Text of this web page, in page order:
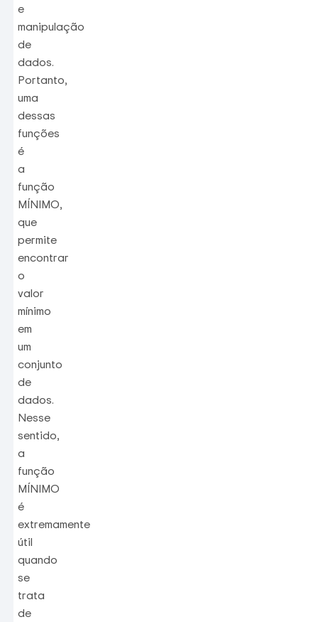
e
manipulação
de
dados.
Portanto,
uma
dessas
funções
é
a
função
MÍNIMO,
que
permite
encontrar
o
valor
mínimo
em
um
conjunto
de
dados.
Nesse
sentido,
a
função
MÍNIMO
é
extremamente
útil
quando
se
trata
de